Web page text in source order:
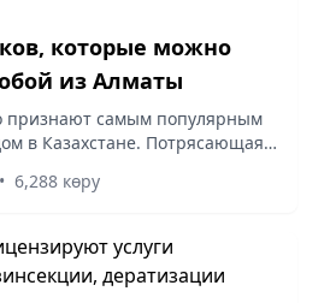
которые можно
из Алматы
признают самым популярным
в Казахстане. Потрясающая
уютные улочки и,
• 6,288 көру